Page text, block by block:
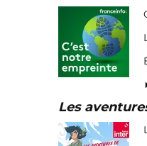
Les